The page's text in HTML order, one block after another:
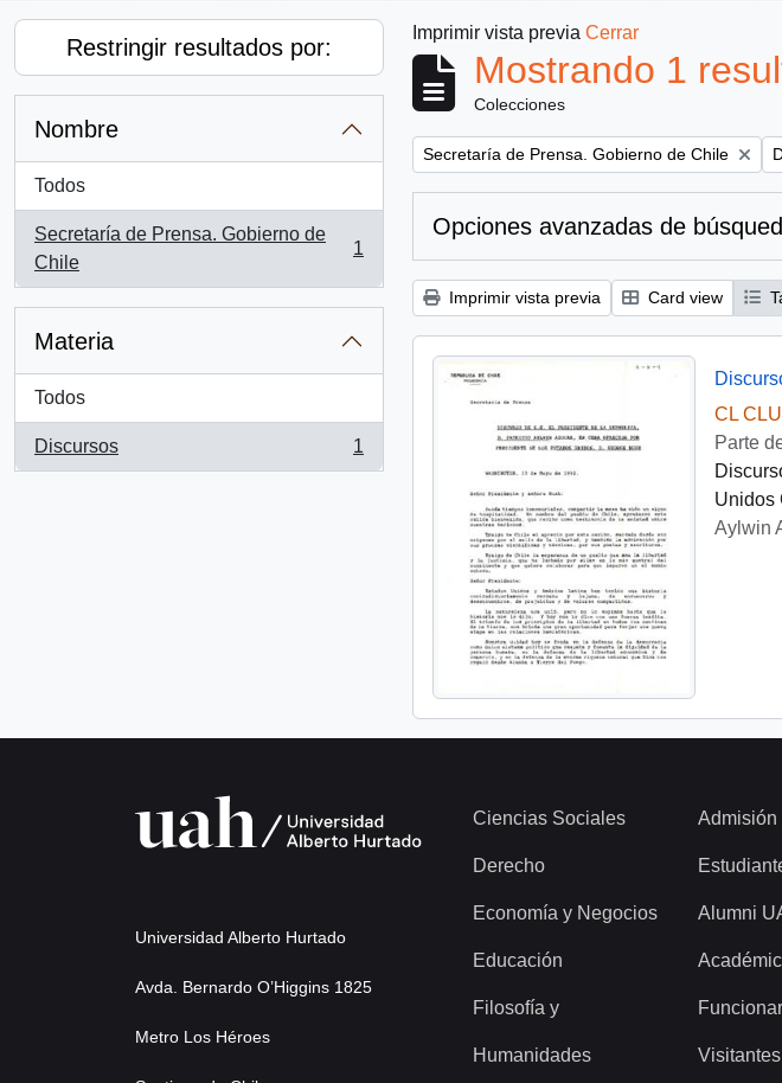
Restringir resultados por:
Nombre
Todos
Secretaría de Prensa. Gobierno de
Chile
, 1 resultados
1
Materia
Todos
Discursos
, 1 resultados
1
Imprimir vista previa Cerrar
Mostrando 1
Colecciones
Remove filter:
Secretaría de Prensa. Gobierno de Chile
Opciones avanzadas de
Imprimir vista previa Card view
CL
Parte
Unidos
Aylwin
Universidad Alberto Hurtado
Avda. Bernardo O’Higgins 1825
Metro Los Héroes
Ciencias Sociales
Derecho
Economía y Negocios
Educación
Filosofía y
Humanidades
Admisión
Alumni
Visitantes